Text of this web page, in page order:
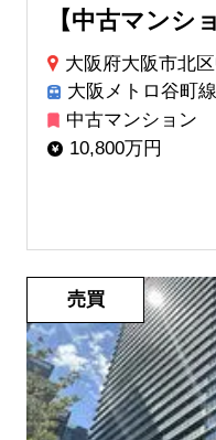
大阪府大阪市北
大阪メトロ谷町
中古マンション
10,800万円
売買